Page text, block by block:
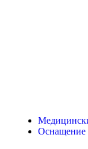
Оснащение